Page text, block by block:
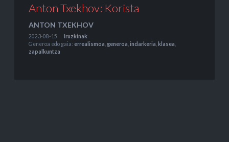
Anton Txekhov: Korista
ANTON TXEKHOV
2023-08-15
Iruzkinak
Generoa edo gaia: errealismoa generoa indarkeria klasea
zapalkuntza